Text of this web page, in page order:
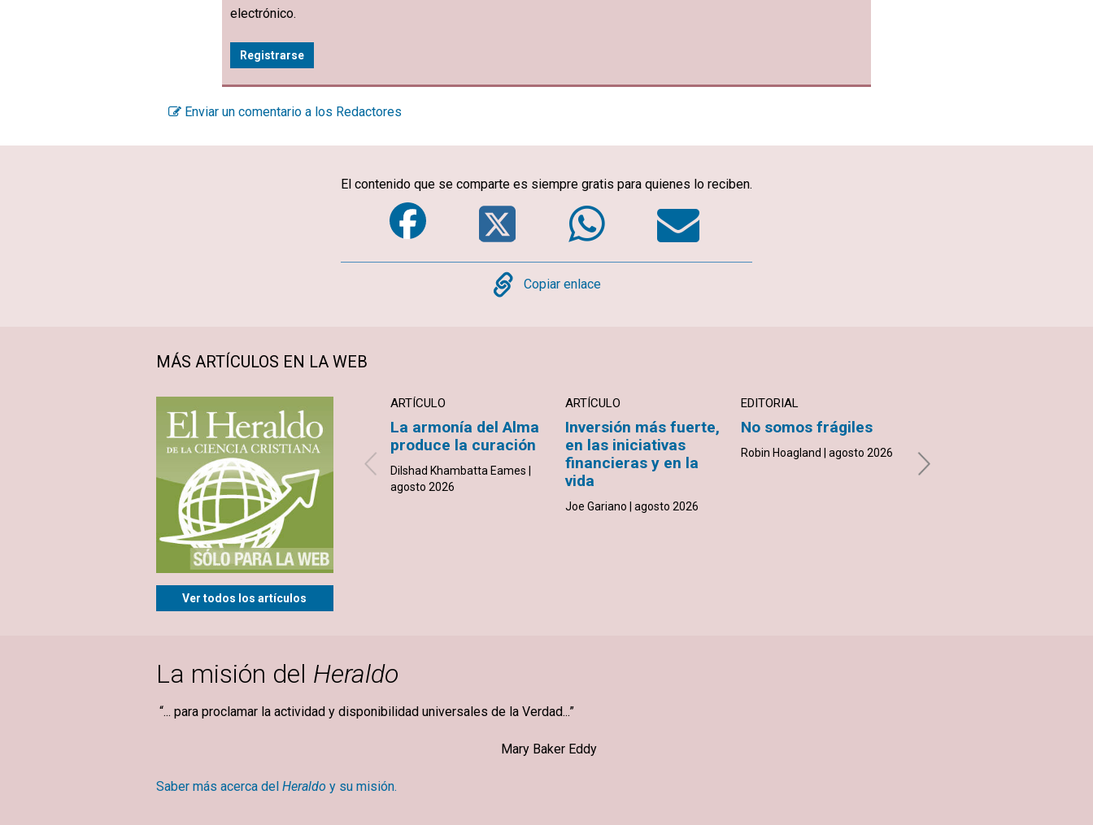
electrónico.
Registrarse
Enviar un comentario a los Redactores
El contenido que se comparte es siempre gratis para quienes lo reciben.
FacebookTwitterWhatsApp
Email
Copy
Copiar enlace
MÁS ARTÍCULOS EN LA WEB
Ver todos los artículos
ARTÍCULO
La armonía del Alma
produce la curación
Dilshad Khambatta Eames |
agosto 2026
ARTÍCULO
Inversión más fuerte,
en las iniciativas
financieras y en la
vida
Joe Gariano | agosto 2026
EDITORIAL
No somos frágiles
Robin Hoagland | agosto 2026 Griselda Bravo | agosto 2026
La misión del Heraldo
“... para proclamar la actividad y disponibilidad universales de la Verdad...”
Mary Baker Eddy
Saber más acerca del Heraldo y su misión.